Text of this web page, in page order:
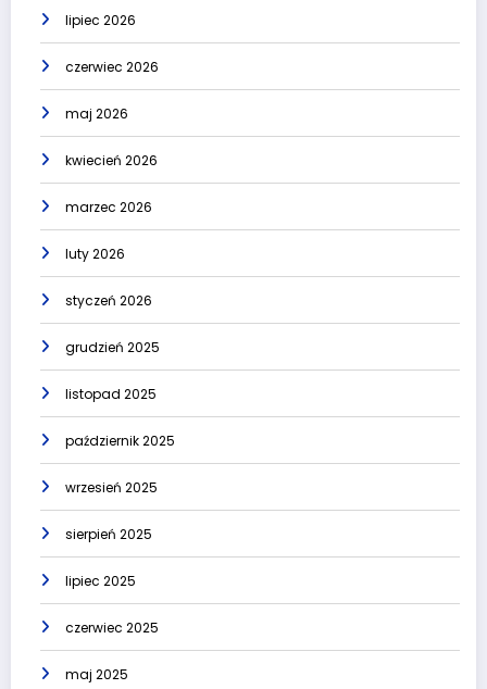
lipiec 2026
czerwiec 2026
maj 2026
kwiecień 2026
marzec 2026
luty 2026
styczeń 2026
grudzień 2025
listopad 2025
październik 2025
wrzesień 2025
sierpień 2025
lipiec 2025
czerwiec 2025
maj 2025